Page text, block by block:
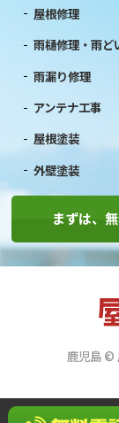
屋根修理
雨樋修理・雨ど
雨漏り修理
アンテナ工事
屋根塗装
外壁塗装
まずは、
鹿児島 ©